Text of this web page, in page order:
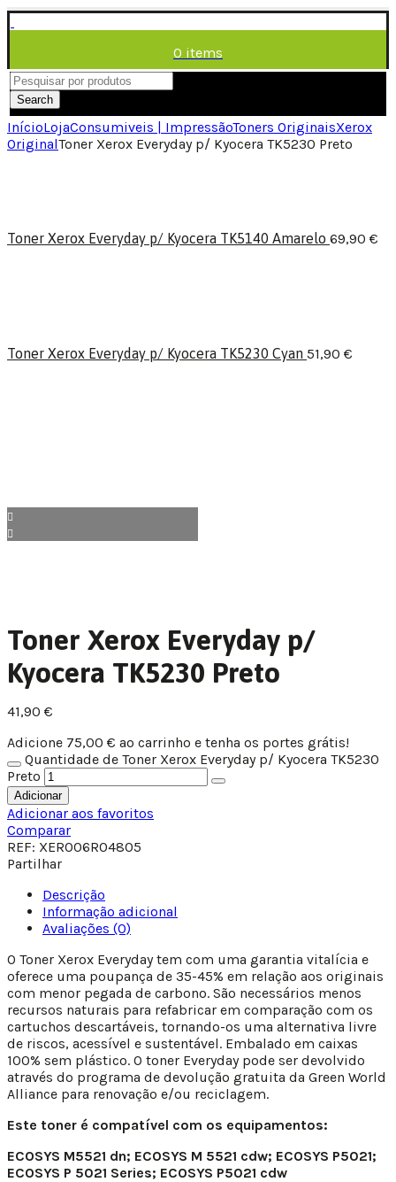
0 items
/ 0,00€
Menu
Search
InícioLojaConsumiveis | ImpressãoToners OriginaisXerox
OriginalToner Xerox Everyday p/ Kyocera TK5230 Preto
Toner Xerox Everyday p/ Kyocera TK5140 Amarelo 69,90 €
Toner Xerox Everyday p/ Kyocera TK5230 Cyan 51,90 €
Toner Xerox Everyday p/
Kyocera TK5230 Preto
41,90 €
Adicione 75,00 € ao carrinho e tenha os portes grátis!
Quantidade de Toner Xerox Everyday p/ Kyocera TK5230
Preto
Adicionar
Adicionar aos favoritos
Comparar
REF: XER006R04805
Partilhar
Descrição
Informação adicional
Avaliações (0)
O Toner Xerox Everyday tem com uma garantia vitalícia e
oferece uma poupança de 35-45% em relação aos originais
com menor pegada de carbono. São necessários menos
recursos naturais para refabricar em comparação com os
cartuchos descartáveis, tornando-os uma alternativa livre
de riscos, acessível e sustentável. Embalado em caixas
100% sem plástico. O toner Everyday pode ser devolvido
através do programa de devolução gratuita da Green World
Alliance para renovação e/ou reciclagem.
Este toner é compatível com os equipamentos:
ECOSYS M5521 dn; ECOSYS M 5521 cdw; ECOSYS P5021;
ECOSYS P 5021 Series; ECOSYS P5021 cdw